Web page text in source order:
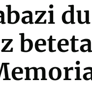
du